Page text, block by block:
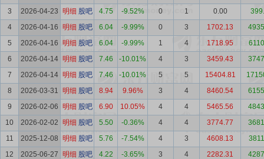
3
2026-04-23 明细 股吧 4.75 -9.52% 0 1 0.00
4
2026-04-16 明细 股吧 6.04 -9.99% 0 3 1702.13
5
2026-04-16 明细 股吧 6.04 -9.99% 1 4 1718.95
6
2026-04-14 明细 股吧 7.46 -10.01% 4 3 3459.43
7
2026-04-14 明细 股吧 7.46 -10.01% 5 5 15404.81
8
2026-03-31 明细 股吧 8.94 9.96% 3 4 8460.54
9
2026-02-06 明细 股吧 6.90 10.05% 4 4 5465.56
10
2026-02-02 明细 股吧 5.50 -0.36% 4 4 3774.77
11
2025-12-08 明细 股吧 5.76 -7.54% 4 3 4608.13
12
2025-06-27 明细 股吧 4.22 -3.65% 3 4 2282.31